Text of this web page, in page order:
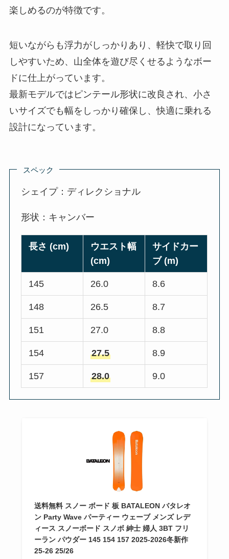
楽しめるのが特徴です。
短いながらも浮力がしっかりあり、軽快で取り回
しやすいため、山全体を遊び尽くせるようなボー
ドに仕上がっています。
最新モデルではピンテール形状に改良され、小さ
いサイズでも幅をしっかり確保し、快適に乗れる
設計になっています。
スペック
シェイプ：ディレクショナル
形状：キャンバー
長さ (cm)
ウエスト幅
(cm)
サイドカー
ブ (m)
145 26.0 8.6
148 26.5 8.7
151 27.0 8.8
154 27.5 8.9
157 28.0 9.0
送料無料 スノー ボード 板 BATALEON バタレオ
ン Party Wave パーティー ウェーブ メンズ レデ
ィース スノーボード スノボ 紳士 婦人 3BT フリ
ーラン パウダー 145 154 157 2025-2026冬新作
25-26 25/26